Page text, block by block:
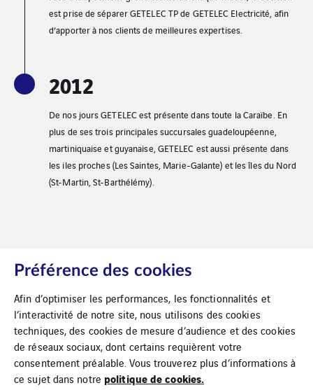
est prise de séparer GETELEC TP de GETELEC Electricité, afin
d’apporter à nos clients de meilleures expertises.
2012
De nos jours GETELEC est présente dans toute la Caraïbe. En
plus de ses trois principales succursales guadeloupéenne,
martiniquaise et guyanaise, GETELEC est aussi présente dans
les iles proches (Les Saintes, Marie-Galante) et les îles du Nord
(St-Martin, St-Barthélémy).
Mentions Légales
Préférence des cookies
Afin d’optimiser les performances, les fonctionnalités et
l’interactivité de notre site, nous utilisons des cookies
techniques, des cookies de mesure d’audience et des cookies
de réseaux sociaux, dont certains requièrent votre
consentement préalable. Vous trouverez plus d’informations à
ce sujet dans notre politique de cookies.